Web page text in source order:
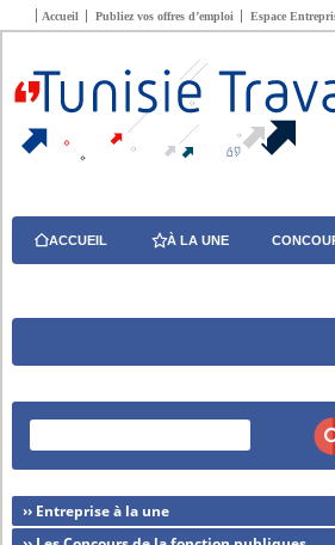
Accueil Publiez vos offres d’emploi Espace
ACCUEIL À LA UNE
›› Entreprise à la une